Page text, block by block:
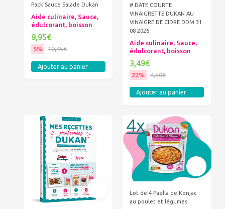
Pack Sauce Salade Dukan
Aide culinaire, Sauce,
édulcorant, boisson
9,95€
5% 10,45€
Ajouter au panier
# DATE COURTE
VINAIGRETTE DUKAN AU
VINAIGRE DE CIDRE DDM 31
08 2026
Aide culinaire, Sauce,
édulcorant, boisson
3,49€
22% 4,50€
Ajouter au panier
Lot de 4 Paella de Konjac
au poulet et légumes